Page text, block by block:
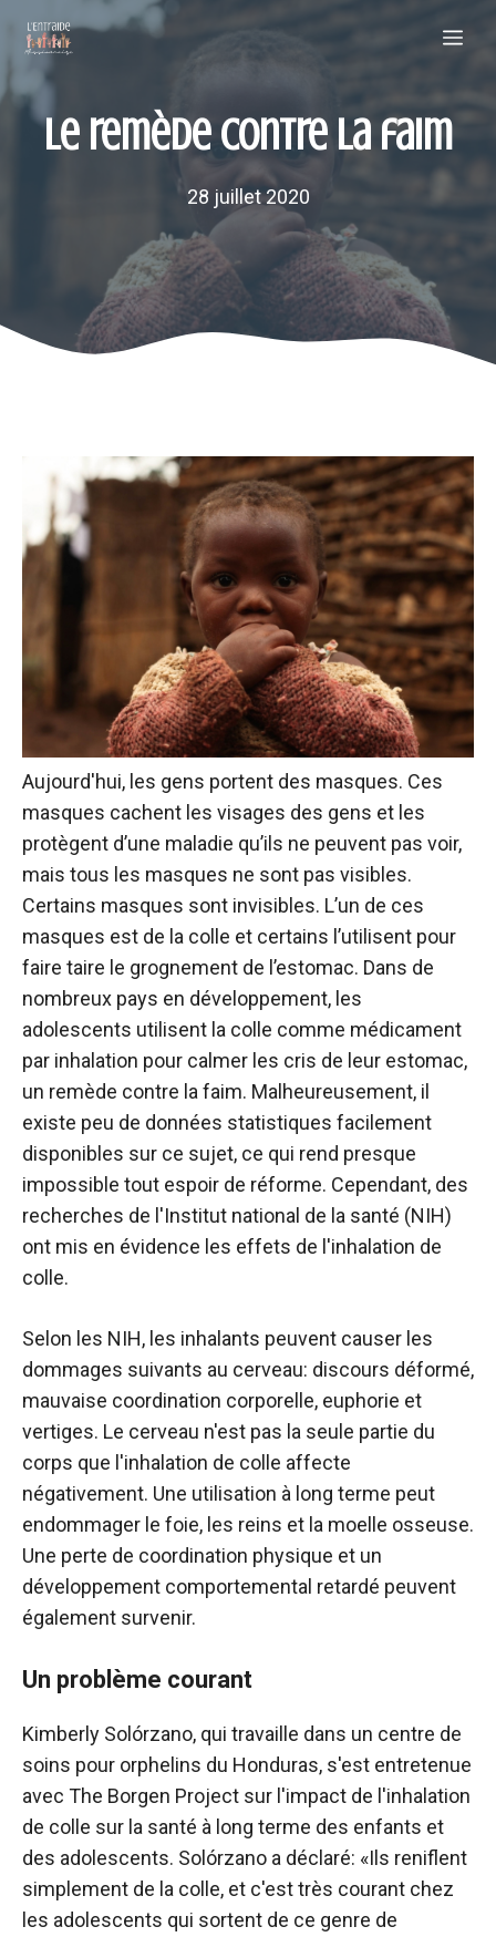
contenu
Le remède contre la faim
28 juillet 2020
Aujourd'hui, les gens portent des masques. Ces
masques cachent les visages des gens et les
protègent d’une maladie qu’ils ne peuvent pas voir,
mais tous les masques ne sont pas visibles.
Certains masques sont invisibles. L’un de ces
masques est de la colle et certains l’utilisent pour
faire taire le grognement de l’estomac. Dans de
nombreux pays en développement, les
adolescents utilisent la colle comme médicament
par inhalation pour calmer les cris de leur estomac,
un remède contre la faim. Malheureusement, il
existe peu de données statistiques facilement
disponibles sur ce sujet, ce qui rend presque
impossible tout espoir de réforme. Cependant, des
recherches de l'Institut national de la santé (NIH)
ont mis en évidence les effets de l'inhalation de
colle.
Selon les NIH, les inhalants peuvent causer les
dommages suivants au cerveau: discours déformé,
mauvaise coordination corporelle, euphorie et
vertiges. Le cerveau n'est pas la seule partie du
corps que l'inhalation de colle affecte
négativement. Une utilisation à long terme peut
endommager le foie, les reins et la moelle osseuse.
Une perte de coordination physique et un
développement comportemental retardé peuvent
également survenir.
Un problème courant
Kimberly Solórzano, qui travaille dans un centre de
soins pour orphelins du Honduras, s'est entretenue
avec The Borgen Project sur l'impact de l'inhalation
de colle sur la santé à long terme des enfants et
des adolescents. Solórzano a déclaré: «Ils reniflent
simplement de la colle, et c'est très courant chez
les adolescents qui sortent de ce genre de